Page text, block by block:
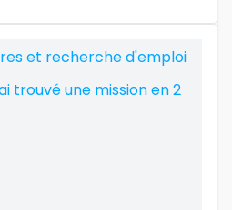
et recherche d'emploi
trouvé une mission en 2